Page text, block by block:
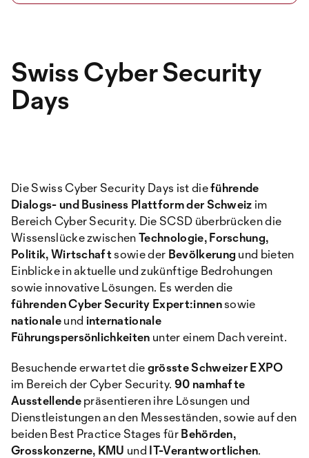
Swiss Cyber Security
Days
Die Swiss Cyber Security Days ist dieführende
Dialogs- und Business Plattform der Schweiz im
Bereich Cyber Security. Die SCSD überbrücken die
Wissenslücke zwischenTechnologie, Forschung,
Politik, Wirtschaftsowie der Bevölkerung und bieten
Einblicke in aktuelle und zukünftige Bedrohungen
sowie innovative Lösungen. Es werden die
führenden Cyber Security Expert:innensowie
nationaleund internationale
Führungspersönlichkeiten unter einem Dach vereint.
Besuchende erwartet diegrösste Schweizer EXPO
im Bereich der Cyber Security. 90 namhafte
Ausstellendepräsentieren ihre Lösungen und
Dienstleistungen an den Messeständen, sowie auf den
beiden Best Practice Stages fürBehörden,
Grosskonzerne, KMU und IT-Verantwortlichen.